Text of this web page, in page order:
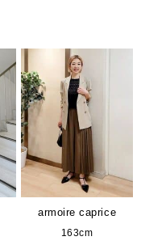
armoire caprice
163cm